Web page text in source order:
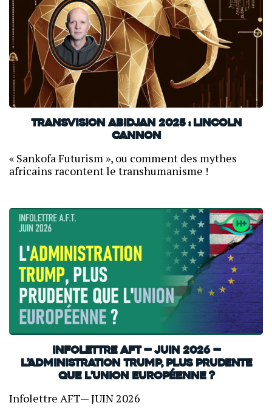
TransVision Abidjan 2025 : Lincoln
Cannon
« Sankofa Futurism », ou comment des mythes
africains racontent le transhumanisme !
INFOLETTRE AFT — JUIN 2026 —
L’administration Trump, plus prudente
que l’Union européenne ?
Infolettre AFT— JUIN 2026